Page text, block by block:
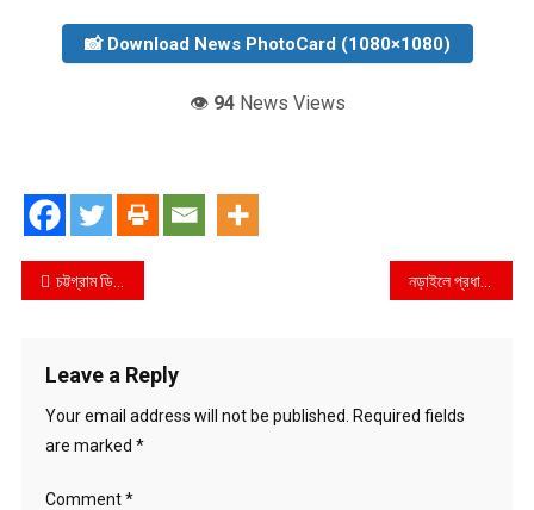
📸 Download News PhotoCard (1080×1080)
👁️ 94News Views
Post
চট্টগ্রাম ডিবি (উত্তর) বিশেষ টিম কর্তৃক ১০০০০ পিস ইয়াবা এবং একটি বাস সহ ৩ জন আটক
Leave a Reply
Your email address will not be published.
Required fields
are marked *
Comment*